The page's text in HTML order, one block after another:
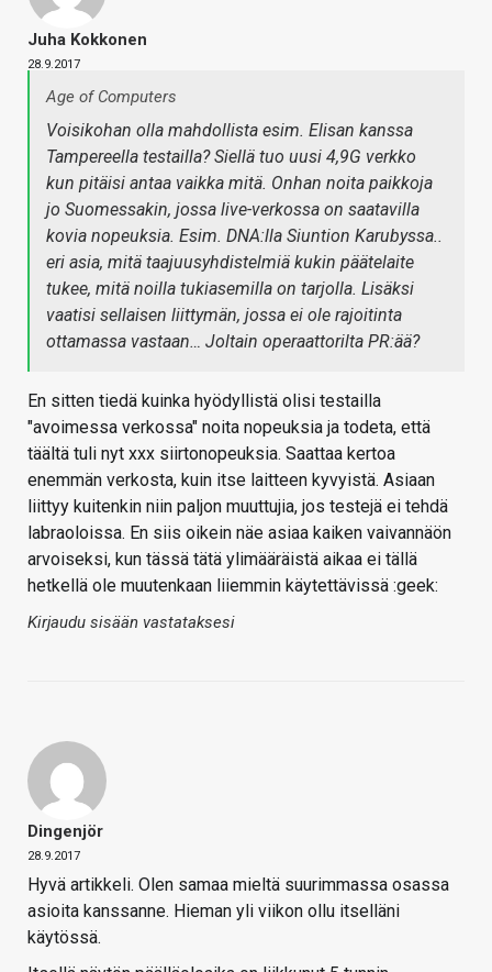
Juha Kokkonen
28.9.2017
Age of Computers
Voisikohan olla mahdollista esim. Elisan kanssa
Tampereella testailla? Siellä tuo uusi 4,9G verkko
kun pitäisi antaa vaikka mitä. Onhan noita paikkoja
jo Suomessakin, jossa live-verkossa on saatavilla
kovia nopeuksia. Esim. DNA:lla Siuntion Karubyssa..
eri asia, mitä taajuusyhdistelmiä kukin päätelaite
tukee, mitä noilla tukiasemilla on tarjolla. Lisäksi
vaatisi sellaisen liittymän, jossa ei ole rajoitinta
ottamassa vastaan… Joltain operaattorilta PR:ää?
En sitten tiedä kuinka hyödyllistä olisi testailla
"avoimessa verkossa" noita nopeuksia ja todeta, että
täältä tuli nyt xxx siirtonopeuksia. Saattaa kertoa
enemmän verkosta, kuin itse laitteen kyvyistä. Asiaan
liittyy kuitenkin niin paljon muuttujia, jos testejä ei tehdä
labraoloissa. En siis oikein näe asiaa kaiken vaivannäön
arvoiseksi, kun tässä tätä ylimääräistä aikaa ei tällä
hetkellä ole muutenkaan liiemmin käytettävissä :geek:
Kirjaudu sisään vastataksesi
Dingenjör
28.9.2017
Hyvä artikkeli. Olen samaa mieltä suurimmassa osassa
asioita kanssanne. Hieman yli viikon ollu itselläni
käytössä.